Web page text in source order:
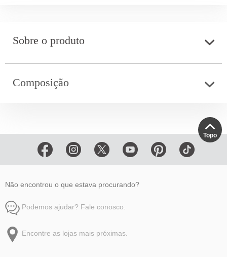
Sobre o produto
Composição
Topo
Não encontrou o que estava procurando?
Podemos ajudar? Fale conosco.
Encontre as lojas mais próximas.